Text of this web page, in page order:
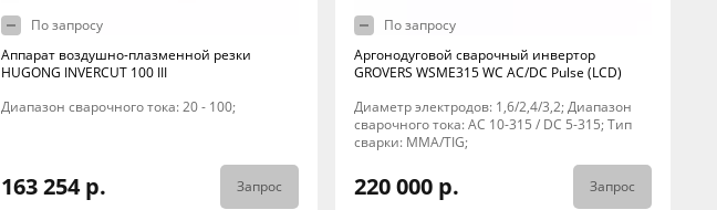
По запросу
Аппарат воздушно-плазменной резки
HUGONG INVERCUT 100 III
Диапазон сварочного тока: 20 - 100;
163 254 р. Запрос
По запросу
Аргонодуговой сварочный инвертор
GROVERS WSME315 WC AC/DC Pulse (LCD)
Диаметр электродов: 1,6/2,4/3,2; Диапазон
сварочного тока: AC 10-315 / DC 5-315; Тип
сварки: MMA/TIG;
220 000 р. Запрос